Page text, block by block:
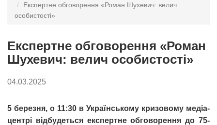
Експертне обговорення «Роман Шухевич: велич
особистості»
Експертне обговорення «Роман
Шухевич: велич особистості»
04.03.2025
5 березня, о 11:30 в Українському кризовому медіа-
центрі відбудеться експертне обговорення до 75-